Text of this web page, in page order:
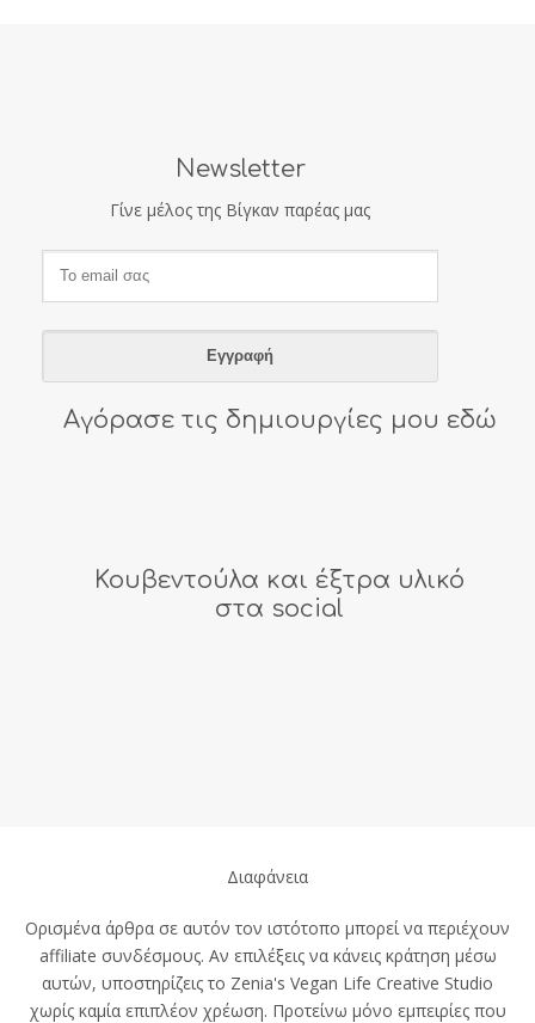
Newsletter
Γίνε μέλος της Βίγκαν παρέας μας
Αγόρασε τις δημιουργίες μου εδώ
Κουβεντούλα και έξτρα υλικό
στα social
Διαφάνεια
Ορισμένα άρθρα σε αυτόν τον ιστότοπο μπορεί να περιέχουν
affiliate συνδέσμους. Αν επιλέξεις να κάνεις κράτηση μέσω
αυτών, υποστηρίζεις το Zenia's Vegan Life Creative Studio
χωρίς καμία επιπλέον χρέωση. Προτείνω μόνο εμπειρίες που